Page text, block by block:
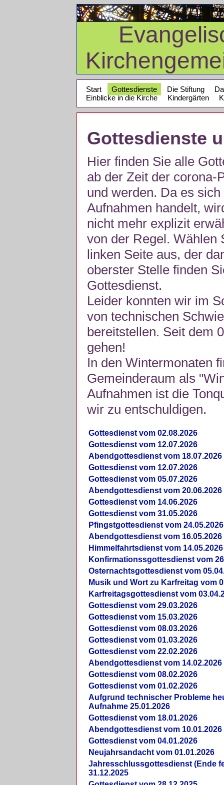
Start Gottesdienste Die Stiftung
Einblicke in die Kirche
Kindergärten
Gottesdienste
Hier finden Sie alle
ab der Zeit der corona-
und werden. Da es
Aufnahmen handelt,
nicht mehr explizit
von der Regel. Wählen
linken Seite aus, der
oberster Stelle finden
Gottesdienst.
Leider konnten wir im
von technischen
bereitstellen. Seit dem
gehen!
In den Wintermonaten
Gemeinderaum als
Aufnahmen ist die
wir zu entschuldigen.
Gottesdienst vom 02.08.2026
Gottesdienst vom 12.07.2026
Abendgottesdienst vom 18.07.2026
Gottesdienst vom 12.07.2026
Gottesdienst vom 05.07.2026
Abendgottesdienst vom 20.06.2026
Gottesdienst vom 14.06.2026
Gottesdienst vom 31.05.2026
Pfingstgottesdienst vom 24.05.2026
Abendgottesdienst vom 16.05.2026
Himmelfahrtsdienst vom 14.05.2026
Konfirmationssgottesdienst vom
Osternachtsgottesdienst vom
Musik und Wort zu Karfreitag vom
Karfreitagsgottesdienst vom
Gottesdienst vom 29.03.2026
Gottesdienst vom 15.03.2026
Gottesdienst vom 08.03.2026
Gottesdienst vom 01.03.2026
Gottesdienst vom 22.02.2026
Abendgottesdienst vom 14.02.2026
Gottesdienst vom 08.02.2026
Gottesdienst vom 01.02.2026
Aufgrund technischer Probleme
Aufnahme 25.01.2026
Gottesdienst vom 18.01.2026
Abendgottesdienst vom 10.01.2026
Gottesdienst vom 04.01.2026
Neujahrsandacht vom 01.01.2026
Jahresschlussgottesdienst (Ende
31.12.2025